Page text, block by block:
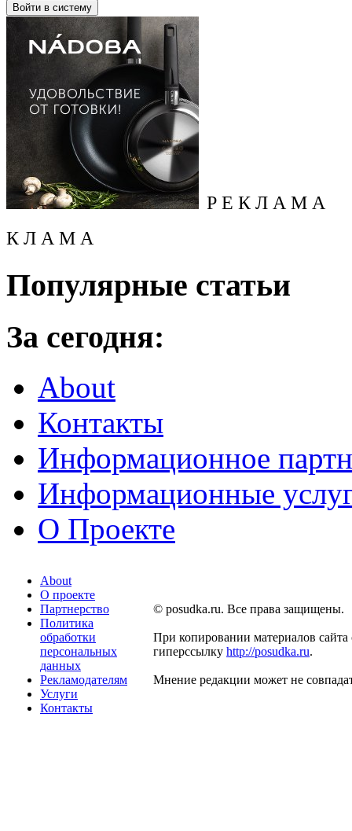
Р Е К Л А М А
К Л А М А
Популярные статьи
За сегодня:
About
Контакты
Информационное
Информационные
О Проекте
About
О проекте
Партнерство
Политика
обработки
персональных
данных
Рекламодателям
Услуги
Контакты
© posudka.ru. Все права защищены.
При копировании материалов сайта
гиперссылку http://posudka.ru.
Мнение редакции может не